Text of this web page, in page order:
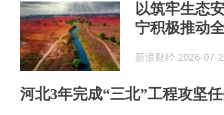
以筑牢生态
宁积极推动
新浪财经 2026-07-
河北3年完成“三北”工程攻坚